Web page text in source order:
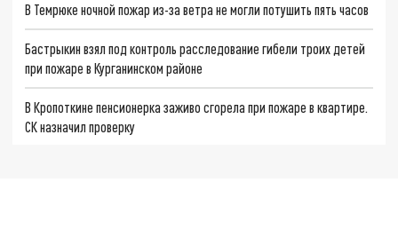
В Темрюке ночной пожар из-за ветра не могли потушить пять часов
Бастрыкин взял под контроль расследование гибели троих детей
при пожаре в Курганинском районе
В Кропоткине пенсионерка заживо сгорела при пожаре в квартире.
СК назначил проверку